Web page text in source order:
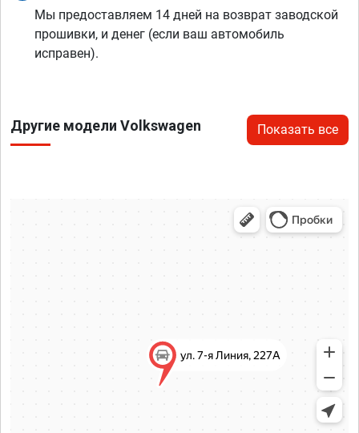
Мы предоставляем 14 дней на возврат заводской
прошивки, и денег (если ваш автомобиль
исправен).
Другие модели Volkswagen Показать все